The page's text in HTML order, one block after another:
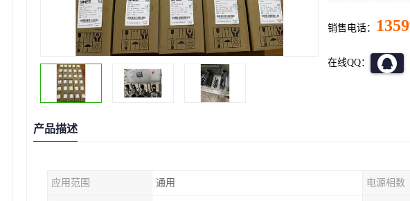
销售电话：
在线QQ：
产品描述
应用范围 通用 电源相数